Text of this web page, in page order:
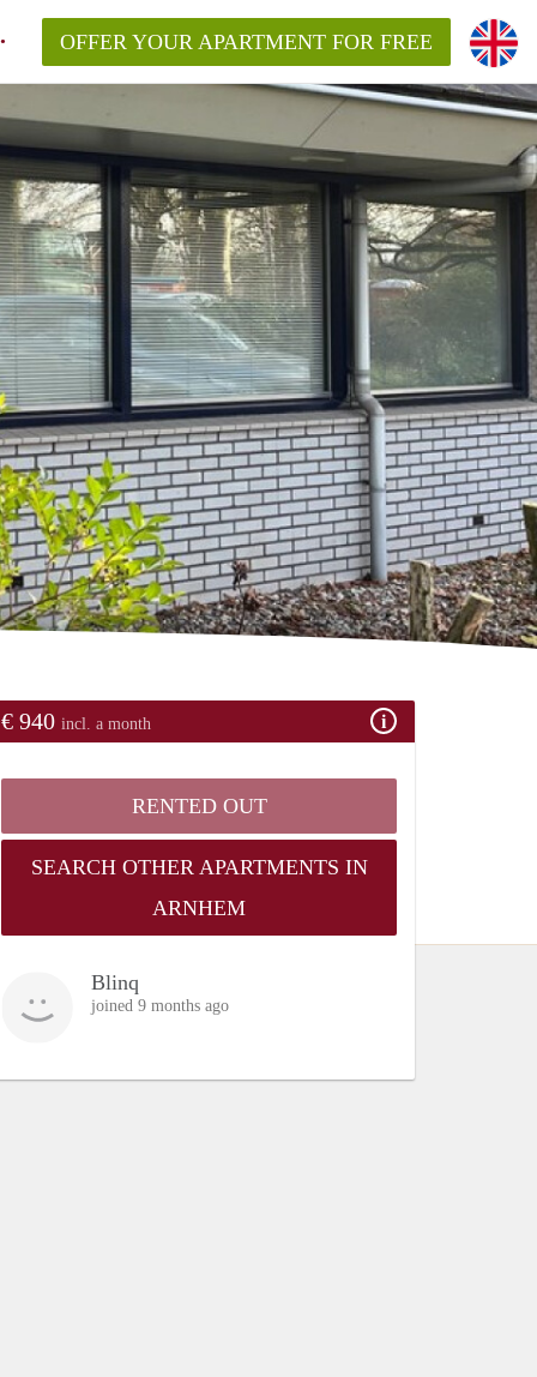
OFFER YOUR APARTMENT FOR FREE
€ 940 incl. a month
RENTED OUT
SEARCH OTHER APARTMENTS IN
ARNHEM
Blinq
joined 9 months ago